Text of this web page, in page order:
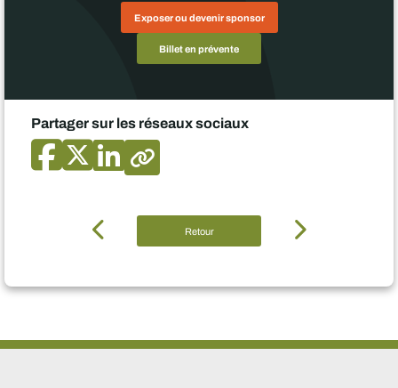
Exposer ou devenir sponsor
Billet en prévente
Partager sur les réseaux sociaux
Retour